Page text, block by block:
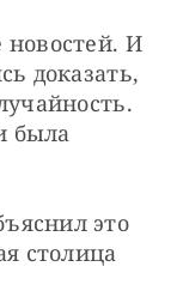
новостей. И
доказать,
была
это
столица